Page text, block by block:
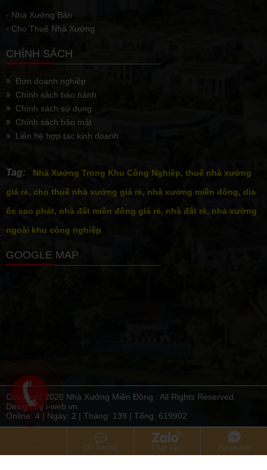
- Nhà Xưởng Bán
- Cho Thuê Nhà Xưởng
CHÍNH SÁCH
Đơn doanh nghiệp
Chính sách bảo hành
Chính sách sử dụng
Chính sách bảo mật
Liên hệ hợp tác kinh doanh
Tag:
Nhà Xưởng Trong Khu Công Nghiệp, thuê nhà xưởng
giá rẻ, cho thuê nhà xưởng giá rẻ, nhà xưởng miền đông, dịa
ốc cao phát, nhà đất miền đông giá rẻ, nhà đất rẻ, nhà xưởng
ngoài khu công nghiệp
GOOGLE MAP
Copyright 2020 Nhà Xưởng Miền Đông . All Rights Reserved.
Design by i-web.vn
Online: 4 | Ngày: 2 | Tháng: 139 | Tổng: 619902
Chỉ đường Chat Zalo Facebook